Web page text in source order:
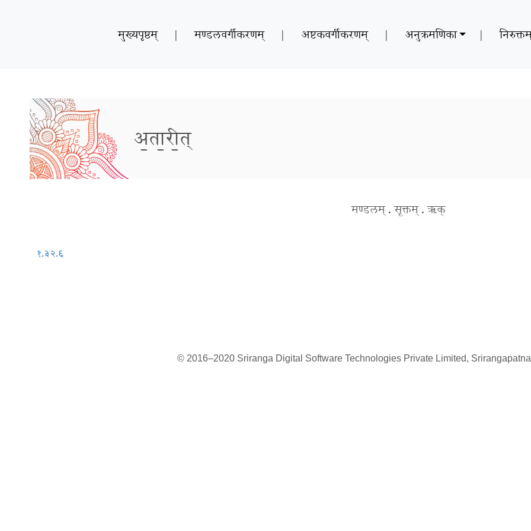
मुख्यपृष्ठम् | मण्डलवर्गीकरणम् | अष्टकवर्गीकरणम् | अनुक्रमणिका |
अ॒ता॒री॒त्
मण्डलम् . सूक्तम् . ऋक्
१.३२.६
© 2016–2020 Sriranga Digital Software Technologies Private Limited,